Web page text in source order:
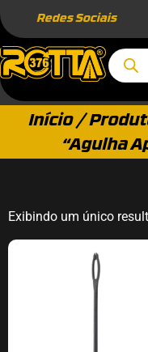
Redes Sociais
Início/
“Agulha
Exibindo um único